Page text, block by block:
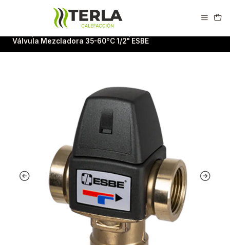
Calderas Easypell en Puerto Varas
Válvula Mezcladora 35-60°C 1/2" ESBE